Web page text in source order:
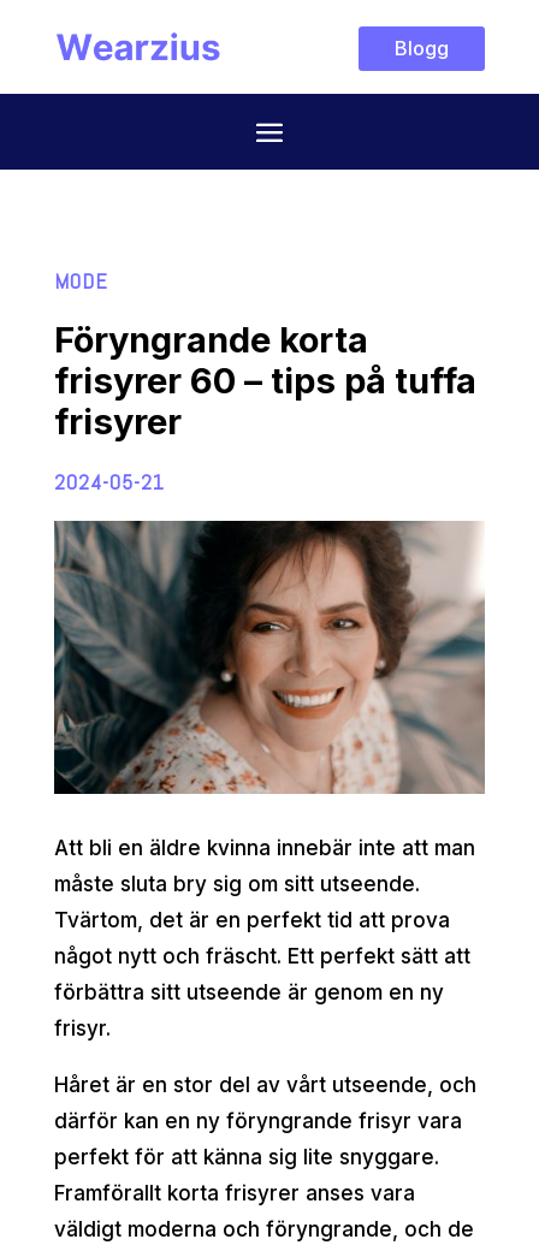
Blogg
MODE
Föryngrande korta
frisyrer 60 – tips på tuffa
frisyrer
2024-05-21
Att bli en äldre kvinna innebär inte att man
måste sluta bry sig om sitt utseende.
Tvärtom, det är en perfekt tid att prova
något nytt och fräscht. Ett perfekt sätt att
förbättra sitt utseende är genom en ny
frisyr.
Håret är en stor del av vårt utseende, och
därför kan en ny föryngrande frisyr vara
perfekt för att känna sig lite snyggare.
Framförallt korta frisyrer anses vara
väldigt moderna och föryngrande, och de